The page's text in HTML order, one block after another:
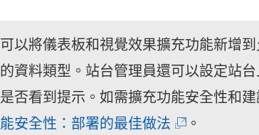
)
以將儀表板和視覺效果擴充功能新增
資料類型。站台管理員還可以設定站
否看到提示。如需擴充功能安全性和
安全性：部署的最佳做法 (
。